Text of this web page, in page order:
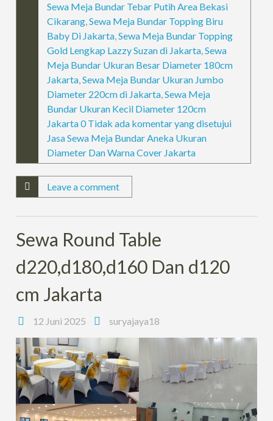
Sewa Meja Bundar Tebar Putih Area Bekasi
Cikarang,Sewa Meja Bundar Topping Biru
Baby Di Jakarta,Sewa Meja Bundar Topping
Gold Lengkap Lazzy Suzan di Jakarta,Sewa
Meja Bundar Ukuran Besar Diameter 180cm
Jakarta,Sewa Meja Bundar Ukuran Jumbo
Diameter 220cm di Jakarta,Sewa Meja
Bundar Ukuran Kecil Diameter 120cm
Jakarta 0 Tidak ada komentar yang disetujui
Jasa Sewa Meja Bundar Aneka Ukuran
Diameter Dan Warna Cover Jakarta
Leave a comment
Sewa Round Table
d220,d180,d160 Dan d120
cm Jakarta
12 Juni 2025 suryajaya18